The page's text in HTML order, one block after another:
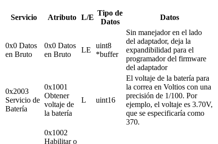
Servicio Atributo L/E
Tipo de
Datos
Datos
0x0 Datos
en Bruto
0x0 Datos
en Bruto
LE
uint8
*buffer
Sin manejador en el lado
del adaptador, deja la
expandibilidad para el
programador del firmware
del adaptador
0x2003
Servicio de
Batería
0x1001
Obtener
voltaje de
la batería
L uint16
El voltaje de la batería para
la correa en Voltios con una
precisión de 1/100. Por
ejemplo, el voltaje es 3.70V,
que se especificaría como
370.
0x1002
Habilitar o